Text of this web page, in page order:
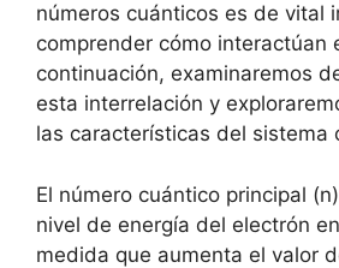
números cuánticos es de vital
comprender cómo interactúan
continuación, examinaremos
esta interrelación y
las características del sistema
El número cuántico principal
nivel de energía del electrón
medida que aumenta el valor